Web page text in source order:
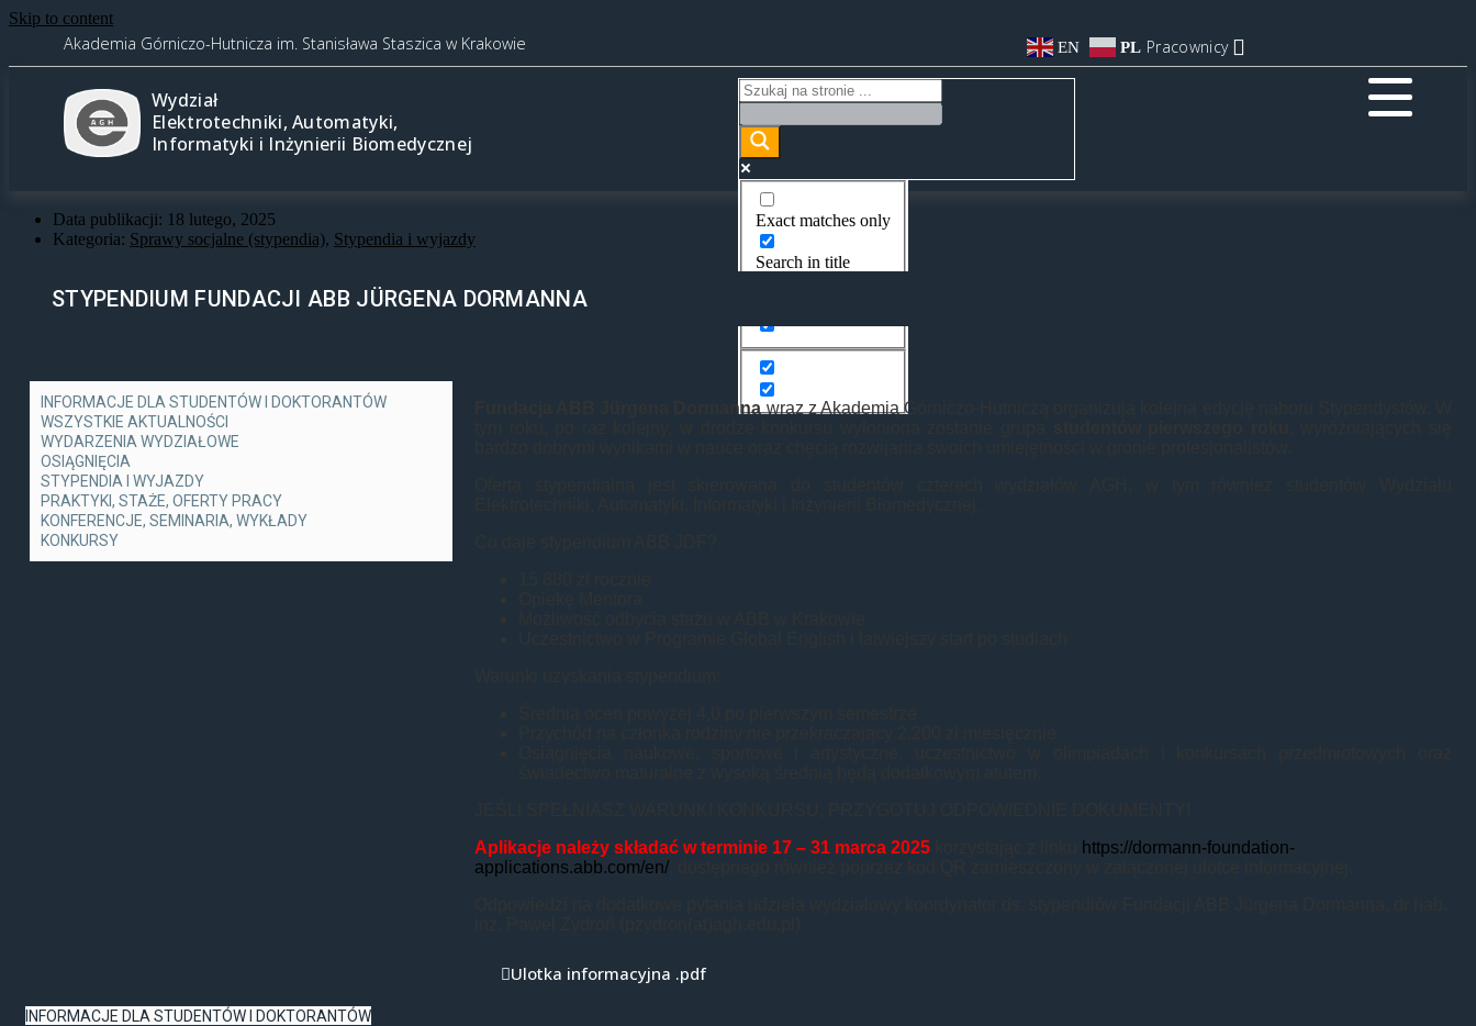
Skip to content
Akademia Górniczo-Hutnicza im. Stanisława Staszica w Krakowie EN PL Pracownicy
Wydział
Elektrotechniki, Automatyki,
Informatyki i Inżynierii Biomedycznej
Exact matches only
Search in title
Data publikacji: 18 lutego, 2025
Kategoria: Sprawy socjalne (stypendia), Stypendia i wyjazdy
STYPENDIUM FUNDACJI ABB JÜRGENA DORMANNA
INFORMACJE DLA STUDENTÓW I DOKTORANTÓW
WSZYSTKIE AKTUALNOŚCI
WYDARZENIA WYDZIAŁOWE
OSIĄGNIĘCIA
STYPENDIA I WYJAZDY
PRAKTYKI, STAŻE, OFERTY PRACY
KONFERENCJE, SEMINARIA, WYKŁADY
KONKURSY
Fundacja ABB Jürgena Dormannawraz z Akademią Górniczo-Hutniczą organizują kolejną edycję naboru Stypendystów. W
Aplikacje należy składać w terminie 17 – 31 marca 2025
https://dormann-foundation-
applications.abb.com/en/
Ulotka informacyjna .pdf
INFORMACJE DLA STUDENTÓW I DOKTORANTÓW